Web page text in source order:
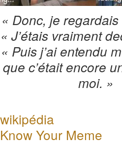
« Donc, je
« J’étais vraiment
« Puis j’ai entendu
que c’était encore
moi. »
Your Meme